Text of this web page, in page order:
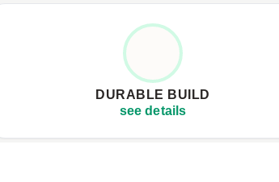
DURABLE BUILD
see details
ROBUST & RELIABLE
Designed to withstand daily
Effectively protects your
High-quality materials, long-